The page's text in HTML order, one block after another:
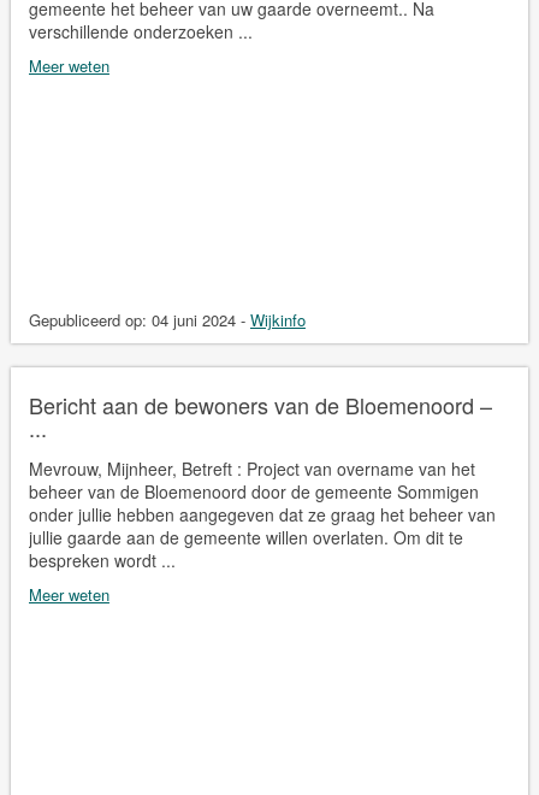
gemeente het beheer van uw gaarde overneemt.. Na
verschillende onderzoeken ...
Meer weten
Gepubliceerd op: 04 juni 2024 - Wijkinfo
Bericht aan de bewoners van de Bloemenoord –
...
Mevrouw, Mijnheer, Betreft : Project van overname van het
beheer van de Bloemenoord door de gemeente Sommigen
onder jullie hebben aangegeven dat ze graag het beheer van
jullie gaarde aan de gemeente willen overlaten. Om dit te
bespreken wordt ...
Meer weten